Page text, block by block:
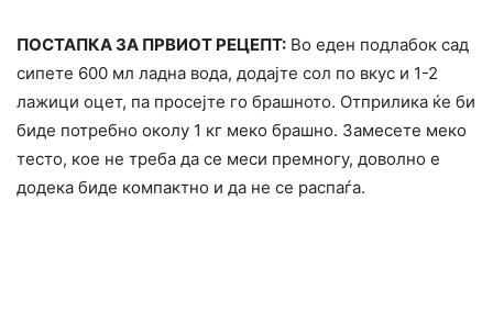
ПОСТАПКА ЗА ПРВИОТ РЕЦЕПТ: Во еден подлабок сад
сипете 600 мл ладна вода, додајте сол по вкус и 1-2
лажици оцет, па просејте го брашното. Отприлика ќе би
биде потребно околу 1 кг меко брашно. Замесете меко
тесто, кое не треба да се меси премногу, доволно е
додека биде компактно и да не се распаѓа.